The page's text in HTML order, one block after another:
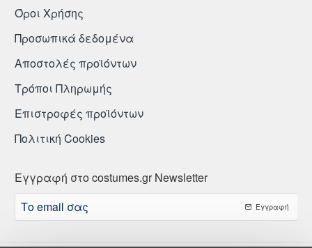
Όροι Χρήσης
Προσωπικά δεδομένα
Αποστολές προϊόντων
Τρόποι Πληρωμής
Επιστροφές προϊόντων
Πολιτική Cookies
Εγγραφή στο costumes.gr Newsletter
email
Εγγραφή